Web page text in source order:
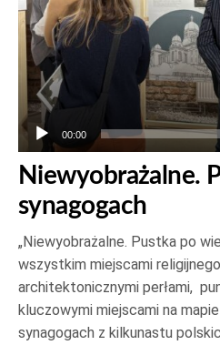
00:00
Niewyobrażalne.
synagogach
„Niewyobrażalne. Pustka po
wszystkim miejscami
architektonicznymi perłami,
kluczowymi miejscami na
synagogach z kilkunastu